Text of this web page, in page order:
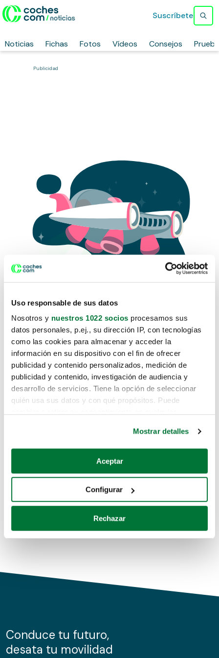
Uso responsable de sus datos
Nosotros y nuestros 1022 socios procesamos sus
datos personales, p.ej., su dirección IP, con tecnologías
como las cookies para almacenar y acceder la
información en su dispositivo con el fin de ofrecer
publicidad y contenido personalizados, medición de
publicidad y contenido, investigación de audiencia y
desarrollo de servicios. Tiene la opción de seleccionar
quién usa sus datos y con qué propósitos. Puede
Si lo permite, también quisiéramos:
Recopilar información sobre su ubicación geográfica
Identificar su dispositivo analizándolo activamente
para buscar características específicas (huellas
Obtenga más información sobre cómo se procesan sus
de cookies.
información sobre el uso que haga del sitio web con
nuestros partners de redes sociales, publicidad y análisis
Mostrar detalles
Aceptar
Configurar
Rechazar
Noticias Fichas Fotos Vídeos Consejos
Suscríbete
Publicidad
Lo sentimos, no sabemos como
te hemos traido hasta aquí.
Pero puedes encontrar el coche que estás
buscando en alguno de estos enlaces:
Coches de segunda mano
Coches de km0
Conduce tu futuro,
desata tu movilidad